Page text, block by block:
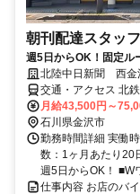
朝刊配達スタッフ
週5日からOK！固定
北陸中日新聞 西金
交通・アクセス 北
月給43,500円～
石川県金沢市
勤務時間詳細 実働
数：1ヶ月あたり20
週5日からOK！ ■W
仕事内容 お店のバ